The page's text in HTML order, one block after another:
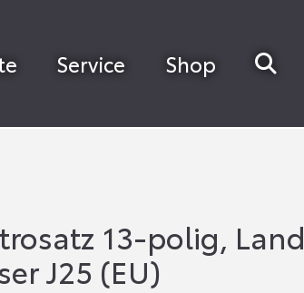
Service Shop
13-polig, Land
J25 (EU)